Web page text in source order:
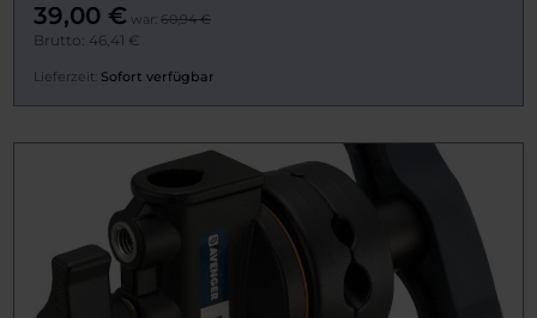
39,00 € war: 60,94 €
Brutto: 46,41 €
Lieferzeit: Sofort verfügbar